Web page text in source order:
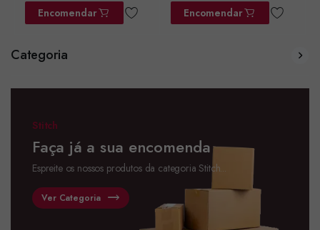
Encomendar
Encomendar
Categoria
Stitch
Faça já a sua encomenda
Espreite os nossos produtos da categoria Stitch...
Ver Categoria